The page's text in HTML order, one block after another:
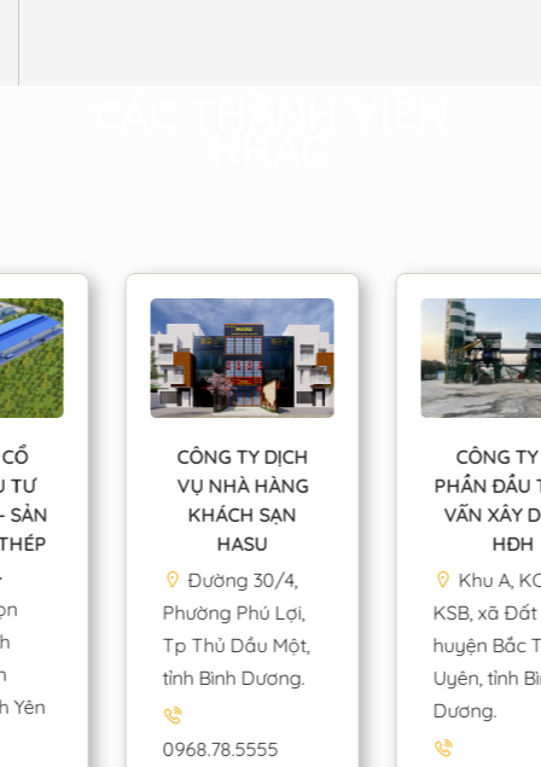
CÔNG TY DỊCH
VỤ NHÀ HÀNG
KHÁCH SẠN
Đường 30/4,
Phường Phú Lợi,
Tp Thủ Dầu Một,
tỉnh Bình Dương.
0968.78.5555
CÔNG TY CỔ
PHẦN ĐẦU TƯ TƯ
VẤN XÂY DỰNG
Khu A, KCN
KSB, xã Đất Cuốc,
huyện Bắc Tân
Uyên, tỉnh Bình